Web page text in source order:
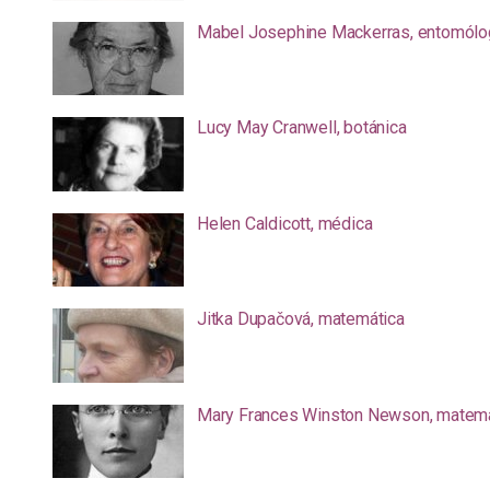
Mabel Josephine Mackerras,
Lucy May Cranwell, botánica
Helen Caldicott, médica
Jitka Dupačová, matemática
Mary Frances Winston Newson,